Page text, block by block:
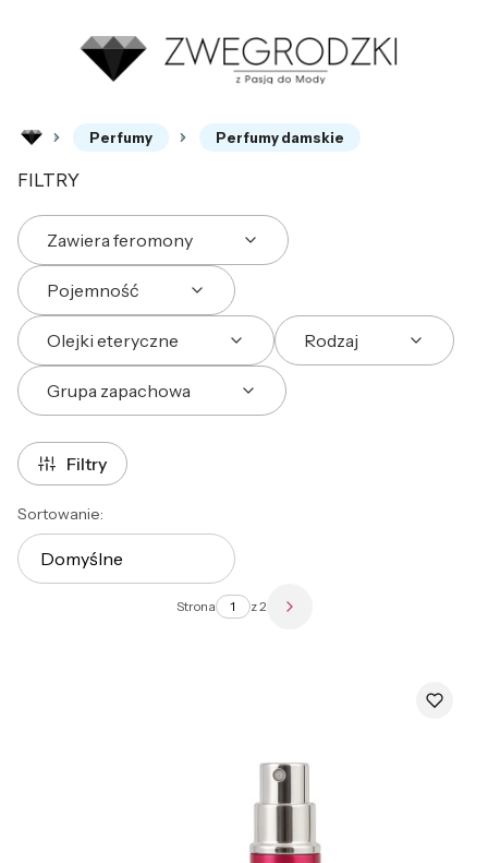
Perfumy Perfumy damskie
FILTRY
Zawiera feromony
Pojemność
Olejki eteryczne Rodzaj
Grupa zapachowa
Koniec filtrów
Filtry
Lista produktów
Sortowanie:
Domyślne
Strona z 2 Następne produkty